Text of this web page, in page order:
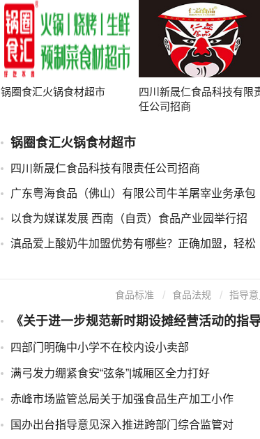
锅圈食汇火锅食材超市
四川新晟仁食品科技有限
任公司招商
锅圈食汇火锅食材超市
四川新晟仁食品科技有限责任公司招商
广东粤海食品（佛山）有限公司牛羊屠宰业务承包
以食为媒谋发展 西南（自贡）食品产业园举行招
滇品爱上酸奶牛加盟优势有哪些？正确加盟，轻松
食品标准 食品法规 指导意
《关于进一步规范新时期设摊经营活动的指
四部门明确中小学不在校内设小卖部
满弓发力绷紧食安“弦条”|城厢区全力打好
赤峰市场监管总局关于加强食品生产加工小作
国办出台指导意见深入推进跨部门综合监管对